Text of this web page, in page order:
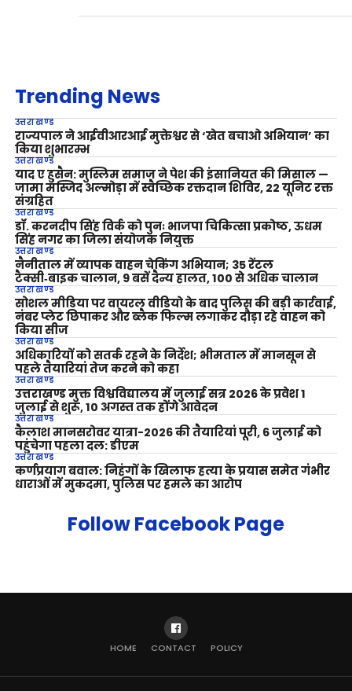
Trending News
उत्तराखण्ड
राज्यपाल ने आईवीआरआई मुक्तेश्वर से ‘खेत बचाओ अभियान’ का
किया शुभारम्भ
उत्तराखण्ड
याद ए हुसैन: मुस्लिम समाज ने पेश की इंसानियत की मिसाल —
जामा मस्जिद अल्मोड़ा में स्वैच्छिक रक्तदान शिविर, 22 यूनिट रक्त
संग्रहित
उत्तराखण्ड
डॉ. करनदीप सिंह विर्क को पुनः भाजपा चिकित्सा प्रकोष्ठ, ऊधम
सिंह नगर का जिला संयोजक नियुक्त
उत्तराखण्ड
नैनीताल में व्यापक वाहन चेकिंग अभियान; 35 रेंटल
टैक्सी‑बाइक चालान, 9 बसें दैन्य हालत, 100 से अधिक चालान
उत्तराखण्ड
सोशल मीडिया पर वायरल वीडियो के बाद पुलिस की बड़ी कार्रवाई,
नंबर प्लेट छिपाकर और ब्लैक फिल्म लगाकर दौड़ा रहे वाहन को
किया सीज
उत्तराखण्ड
अधिकारियों को सतर्क रहने के निर्देश; भीमताल में मानसून से
पहले तैयारियां तेज करने को कहा
उत्तराखण्ड
उत्तराखण्ड मुक्त विश्वविद्यालय में जुलाई सत्र 2026 के प्रवेश 1
जुलाई से शुरू, 10 अगस्त तक होंगे आवेदन
उत्तराखण्ड
कैलाश मानसरोवर यात्रा-2026 की तैयारियां पूरी, 6 जुलाई को
पहुंचेगा पहला दल: डीएम
उत्तराखण्ड
कर्णप्रयाग बवाल: निहंगों के खिलाफ हत्या के प्रयास समेत गंभीर
धाराओं में मुकदमा, पुलिस पर हमले का आरोप
Follow Facebook Page
HOME CONTACT POLICY